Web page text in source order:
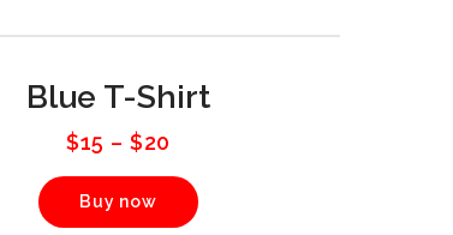
Blue T-Shirt
$15 – $20
Buy now